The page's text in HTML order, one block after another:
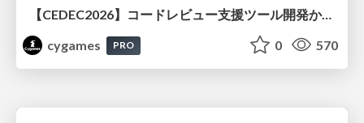
【CEDEC2026】コードレビュー支援ツール開発から学ぶ：LLMを用いた業務システムの実践的な運用設計と誤出力対策
cygames
PRO 0 570